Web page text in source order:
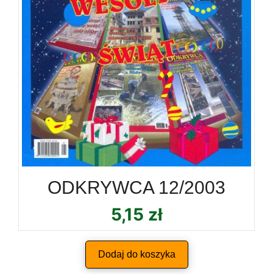
ODKRYWCA 12/2003
5,15 zł
Dodaj do koszyka